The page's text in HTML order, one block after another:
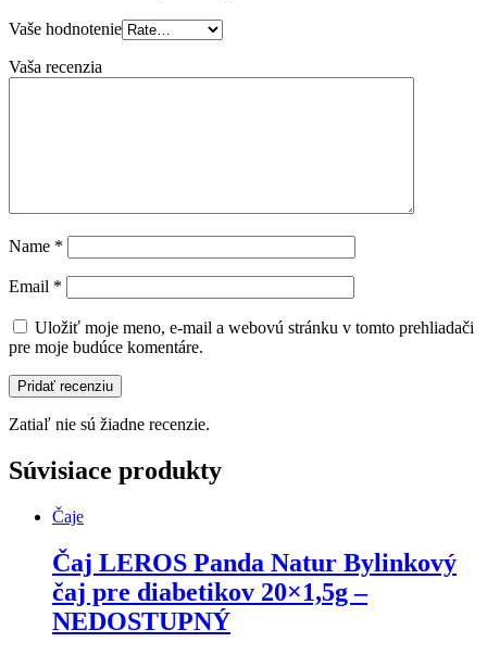
Vaše hodnotenie
Vaša recenzia
Name *
Email *
Uložiť moje meno, e-mail a webovú stránku v tomto prehliadači
pre moje budúce komentáre.
Zatiaľ nie sú žiadne recenzie.
Súvisiace produkty
Čaje
Čaj LEROS Panda Natur Bylinkový
čaj pre diabetikov 20×1,5g –
NEDOSTUPNÝ